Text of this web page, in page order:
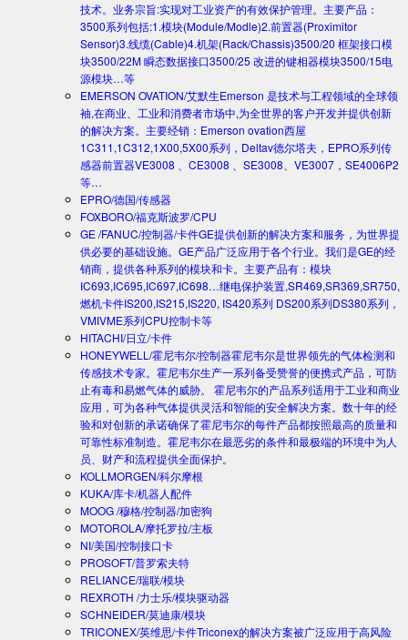
技术。业务宗旨:实现对工业资产的有效保护管理。主要产品：
3500系列包括:1.模块(Module/Modle)2.前置器(Proximitor
Sensor)3.线缆(Cable)4.机架(Rack/Chassis)3500/20 框架接口模
块3500/22M 瞬态数据接口3500/25 改进的键相器模块3500/15电
源模块…等
EMERSON OVATION/艾默生Emerson 是技术与工程领域的全球领
袖,在商业、工业和消费者市场中,为全世界的客户开发并提供创新
的解决方案。主要经销：Emerson ovation西屋
1C311,1C312,1X00,5X00系列，Deltav德尔塔夫，EPRO系列传
感器前置器VE3008 、CE3008 、SE3008、VE3007，SE4006P2
等…
EPRO/德国/传感器
FOXBORO/福克斯波罗/CPU
GE /FANUC/控制器/卡件GE提供创新的解决方案和服务，为世界提
供必要的基础设施。GE产品广泛应用于各个行业。我们是GE的经
销商，提供各种系列的模块和卡。主要产品有：模块
IC693,IC695,IC697,IC698…继电保护装置,SR469,SR369,SR750,
燃机卡件IS200,IS215,IS220, IS420系列 DS200系列DS380系列，
VMIVME系列CPU控制卡等
HITACHI/日立/卡件
HONEYWELL/霍尼韦尔/控制器霍尼韦尔是世界领先的气体检测和
传感技术专家。霍尼韦尔生产一系列备受赞誉的便携式产品，可防
止有毒和易燃气体的威胁。 霍尼韦尔的产品系列适用于工业和商业
应用，可为各种气体提供灵活和智能的安全解决方案。数十年的经
验和对创新的承诺确保了霍尼韦尔的每件产品都按照最高的质量和
可靠性标准制造。霍尼韦尔在最恶劣的条件和最极端的环境中为人
员、财产和流程提供全面保护。
KOLLMORGEN/科尔摩根
KUKA/库卡/机器人配件
MOOG /穆格/控制器/加密狗
MOTOROLA/摩托罗拉/主板
NI/美国/控制接口卡
PROSOFT/普罗索夫特
RELIANCE/瑞联/模块
REXROTH /力士乐/模块驱动器
SCHNEIDER/莫迪康/模块
TRICONEX/英维思/卡件Triconex的解决方案被广泛应用于高风险